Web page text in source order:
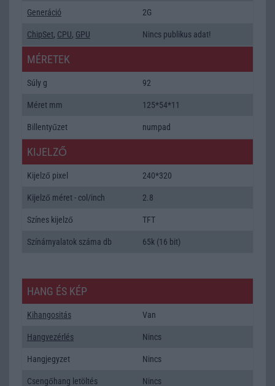
Generáció 2G
ChipSet, CPU, GPU Nincs publikus adat!
MÉRETEK
Súly g 92
Méret mm 125*54*11
Billentyűzet numpad
KIJELZŐ
Kijelző pixel 240*320
Kijelző méret - col/inch 2.8
Színes kijelző TFT
Színárnyalatok száma db 65k (16 bit)
HANG ÉS KÉP
Kihangositás Van
Hangvezérlés Nincs
Hangjegyzet Nincs
Csengőhang letöltés Nincs